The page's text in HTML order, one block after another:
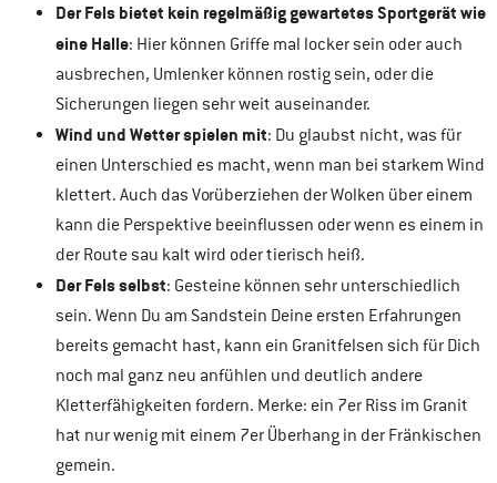
Der Fels bietet kein regelmäßig gewartetes Sportgerät wie
eine Halle: Hier können Griffe mal locker sein oder auch
ausbrechen, Umlenker können rostig sein, oder die
Sicherungen liegen sehr weit auseinander.
Wind und Wetter spielen mit: Du glaubst nicht, was für
einen Unterschied es macht, wenn man bei starkem Wind
klettert. Auch das Vorüberziehen der Wolken über einem
kann die Perspektive beeinflussen oder wenn es einem in
der Route sau kalt wird oder tierisch heiß.
Der Fels selbst: Gesteine können sehr unterschiedlich
sein. Wenn Du am Sandstein Deine ersten Erfahrungen
bereits gemacht hast, kann ein Granitfelsen sich für Dich
noch mal ganz neu anfühlen und deutlich andere
Kletterfähigkeiten fordern. Merke: ein 7er Riss im Granit
hat nur wenig mit einem 7er Überhang in der Fränkischen
gemein.